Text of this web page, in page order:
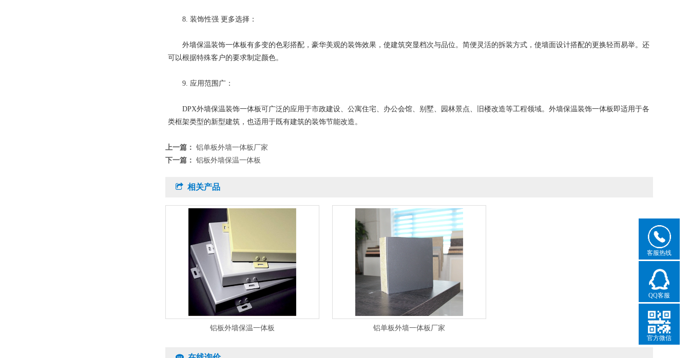
8. 装饰性强 更多选择：
外墙保温装饰一体板有多变的色彩搭配，豪华美观的装饰效果，使建筑突显档次与品位。简便灵活的拆装方式，使墙面设计搭配的更换轻而易举。还
可以根据特殊客户的要求制定颜色。
9. 应用范围广：
DPX外墙保温装饰一体板可广泛的应用于市政建设、公寓住宅、办公会馆、别墅、园林景点、旧楼改造等工程领域。外墙保温装饰一体板即适用于各
类框架类型的新型建筑，也适用于既有建筑的装饰节能改造。
上一篇： 铝单板外墙一体板厂家
下一篇： 铝板外墙保温一体板
相关产品
铝板外墙保温一体板 铝单板外墙一体板厂家
客服热线
QQ客服
官方微信